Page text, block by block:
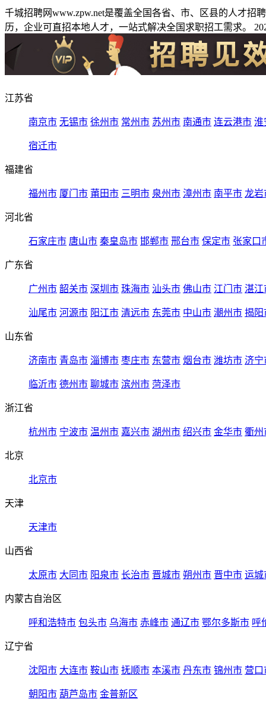
千城招聘网www.zpw.net是覆盖全国各省、市、区县的人才
历，企业可直招本地人才，一站式解决全国求职招工需求。
江苏省
南京市 无锡市 徐州市 常州市 苏州市 南通市 连云港市 淮
宿迁市
福建省
福州市 厦门市 莆田市 三明市 泉州市 漳州市 南平市 龙岩
河北省
石家庄市 唐山市 秦皇岛市 邯郸市 邢台市 保定市 张家口
广东省
广州市 韶关市 深圳市 珠海市 汕头市 佛山市 江门市 湛江
汕尾市 河源市 阳江市 清远市 东莞市 中山市 潮州市 揭阳
山东省
济南市 青岛市 淄博市 枣庄市 东营市 烟台市 潍坊市 济宁
临沂市 德州市 聊城市 滨州市 菏泽市
浙江省
杭州市 宁波市 温州市 嘉兴市 湖州市 绍兴市 金华市 衢州
北京
北京市
天津
天津市
山西省
太原市 大同市 阳泉市 长治市 晋城市 朔州市 晋中市 运城
内蒙古自治区
呼和浩特市 包头市 乌海市 赤峰市 通辽市 鄂尔多斯市 呼
辽宁省
沈阳市 大连市 鞍山市 抚顺市 本溪市 丹东市 锦州市 营口
朝阳市 葫芦岛市 金普新区